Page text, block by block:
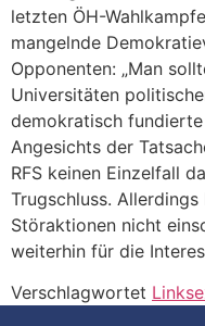
letzten ÖH-
mangelnde
Opponenten: „Man
Universitäten
demokratisch
Angesichts der
RFS keinen Einzelfall
Trugschluss.
Störaktionen nicht
weiterhin für die
Verschlagwortet